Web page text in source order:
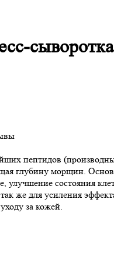
пептидов
глубину морщин.
состояния
же для усиления
за кожей.